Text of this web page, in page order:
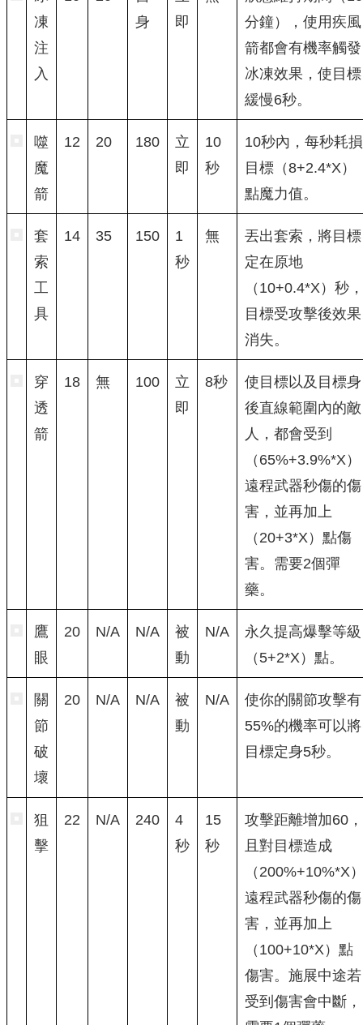
凍
注
入
身
即
分鐘），使用疾風
箭都會有機率觸發
冰凍效果，使目標
緩慢6秒。
噬
魔
箭
12 20 180
立
即
10
秒
10秒內，每秒耗損
目標（8+2.4*X）
點魔力值。
套
索
工
具
14 35 150
1
秒
無
丟出套索，將目標
定在原地
（10+0.4*X）秒，
目標受攻擊後效果
消失。
穿
透
箭
18 無 100
立
即
8秒
使目標以及目標身
後直線範圍內的敵
人，都會受到
（65%+3.9%*X）
遠程武器秒傷的傷
害，並再加上
（20+3*X）點傷
害。需要2個彈
藥。
鷹
眼
20 N/A N/A
被
動
N/A
永久提高爆擊等級
（5+2*X）點。
關
節
破
壞
20 N/A N/A
被
動
N/A
使你的關節攻擊有
55%的機率可以將
目標定身5秒。
狙
擊
22 N/A 240
4
秒
15
秒
攻擊距離增加60，
且對目標造成
（200%+10%*X
遠程武器秒傷的傷
害，並再加上
（100+10*X）點
傷害。施展中途若
受到傷害會中斷，